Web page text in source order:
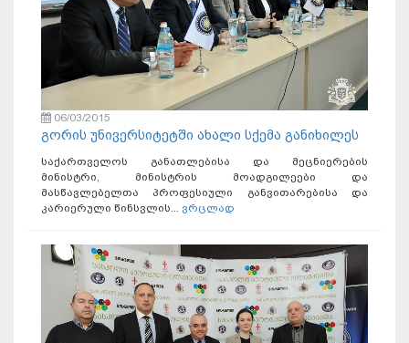
06/03/2015
გორის უნივერსიტეტში ახალი სქემა განიხილეს
საქართველოს განათლებისა და მეცნიერების
მინისტრი, მინისტრის მოადგილეები და
მასწავლებელთა პროფესიული განვითარებისა და
კარიერული წინსვლის... ვრცლად